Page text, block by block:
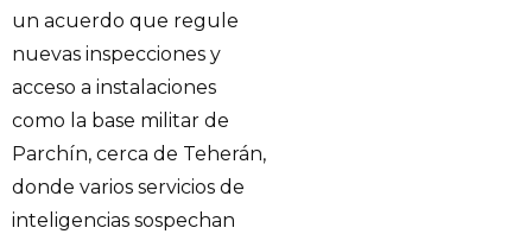
un acuerdo que regule
nuevas inspecciones y
acceso a instalaciones
como la base militar de
Parchín, cerca de Teherán,
donde varios servicios de
inteligencias sospechan